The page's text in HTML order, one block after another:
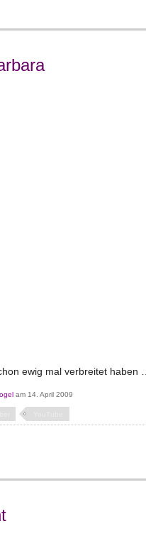
ewig mal verbreitet haben …
am 14. April 2009